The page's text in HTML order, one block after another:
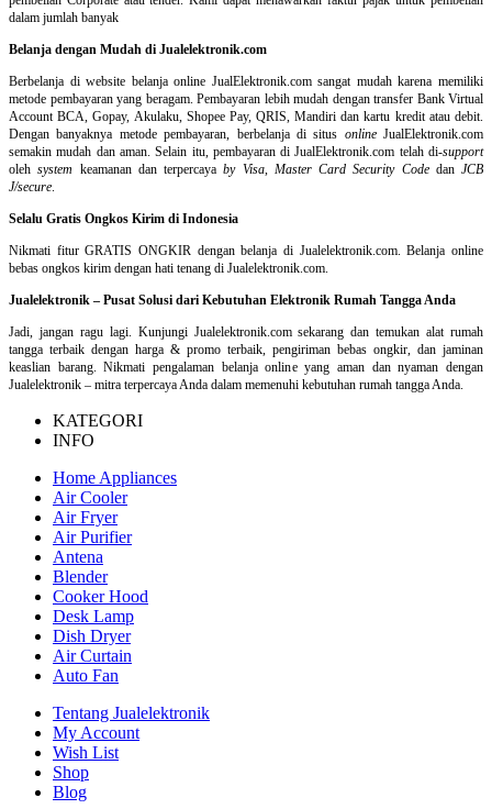
dalam jumlah banyak
Belanja dengan Mudah di Jualelektronik.com
Berbelanja diwebsite belanja online JualElektronik.com sangat mudah karena memiliki
metode pembayaran yang beragam. Pembayaran lebih mudah dengan transfer Bank Virtual
Account BCA, Gopay, Akulaku, Shopee Pay, QRIS, Mandiri dan kartu kredit atau debit.
Dengan banyaknya metode pembayaran, berbelanja di situs onlineJualElektronik.com
semakin mudah dan aman. Selain itu, pembayaran di JualElektronik.com telah di-support
olehsystem keamanan dan terpercayaby Visa, Master Card Security Codedan JCB
J/secure
Selalu Gratis Ongkos Kirim di Indonesia
Nikmati fitur GRATIS ONGKIR dengan belanja di Jualelektronik.com. Belanja online
bebas ongkos kirim dengan hati tenang di Jualelektronik.com.
Jualelektronik – Pusat Solusi dari Kebutuhan Elektronik Rumah Tangga Anda
Jadi, jangan ragu lagi. Kunjungi Jualelektronik.com sekarang dan temukan alat rumah
tangga terbaik dengan harga & promo terbaik, pengiriman bebas ongkir, dan jaminan
keaslian barang. Nikmati pengalaman belanja online yang aman dan nyaman dengan
Jualelektronik – mitra terpercaya Anda dalam memenuhi kebutuhan rumah tangga Anda.
KATEGORI
INFO
Home Appliances
Air Cooler
Air Fryer
Air Purifier
Antena
Blender
Cooker Hood
Desk Lamp
Dish Dryer
Air Curtain
Auto Fan
Tentang Jualelektronik
My Account
Wish List
Shop
Blog